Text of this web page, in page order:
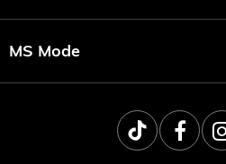
MS Mode